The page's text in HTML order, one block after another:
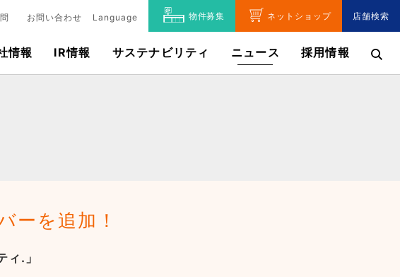
ーを追加！
.」
お問い合わせ Language 物件募集 ネットショップ 店舗検索
情報 IR情報 サステナビリティ ニュース 採用情報